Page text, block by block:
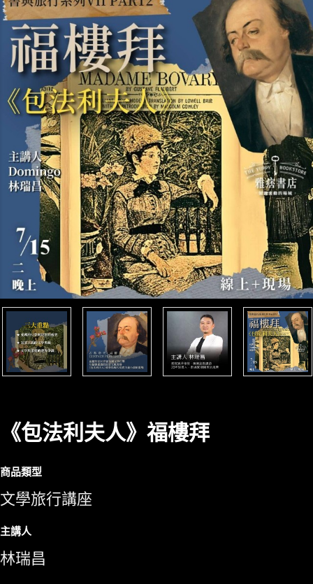
《包法利夫人》福樓拜
商品類型
文學旅行講座
主講人
林瑞昌